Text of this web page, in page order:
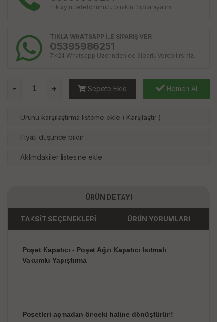
Tıklayın, telefonunuzu bırakın. Sizi arayalım.
TIKLA WHATSAPP İLE SİPARİŞ VER
05395986251
7x24 Whatsapp Üzerinden de Sipariş Verebilirsiniz.
Sepete Ekle Hemen Al
· Ürünü karşılaştırma listeme ekle ( Karşılaştır )
· Fiyatı düşünce bildir
· Aklımdakiler listesine ekle
ÜRÜN DETAYI
TAKSİT SEÇENEKLERİ ÜRÜN YORUMLARI
Poşet Kapatıcı - Poşet Ağzı Kapatıcı Isıtmalı
Vakumlu Yapıştırma
Poşetleri açmadan önceki haline dönüştürün!